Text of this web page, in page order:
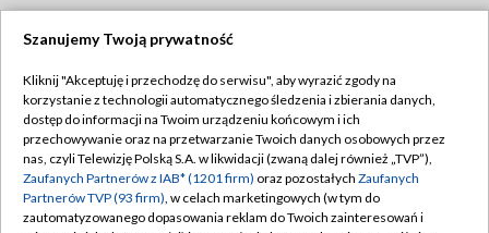
TVP
Abonament TVP
Emisja w TVP
Centrum informacji TVP
Regulamin TVP
Polityka prywatności
Moje zgody
Szanujemy Twoją prywatność
Kliknij "Akceptuję i przechodzę do serwisu", aby wyrazić zgody na
korzystanie z technologii automatycznego śledzenia i zbierania danych,
dostęp do informacji na Twoim urządzeniu końcowym i ich
przechowywanie oraz na przetwarzanie Twoich danych osobowych przez
nas, czyli Telewizję Polską S.A. w likwidacji (zwaną dalej również „TVP”),
Zaufanych Partnerów z IAB* (1201 firm) oraz pozostałych Zaufanych
Partnerów TVP (93 firm), w celach marketingowych (w tym do
zautomatyzowanego dopasowania reklam do Twoich zainteresowań i